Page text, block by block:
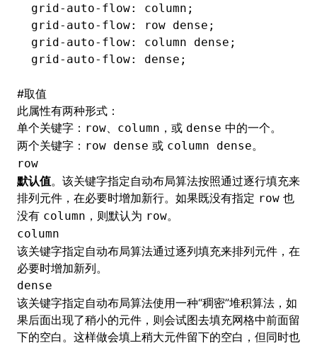
grid-auto-flow: column;
grid-auto-flow: row dense;
grid-auto-flow: column dense;
grid-auto-flow: dense;
#取值
此属性有两种形式：
单个关键字： row、 column ，或 dense 中的一个。
两个关键字： row dense 或 column dense。
row
默认值。该关键字指定自动布局算法按照通过逐行填充来
排列元件，在必要时增加新行。如果既没有指定 row 也
没有 column ，则默认为 row。
column
该关键字指定自动布局算法通过逐列填充来排列元件，在
必要时增加新列。
dense
该关键字指定自动布局算法使用一种“稠密”堆积算法，如
果后面出现了稍小的元件，则会试图去填充网格中前面留
下的空白。这样做会填上稍大元件留下的空白，但同时也